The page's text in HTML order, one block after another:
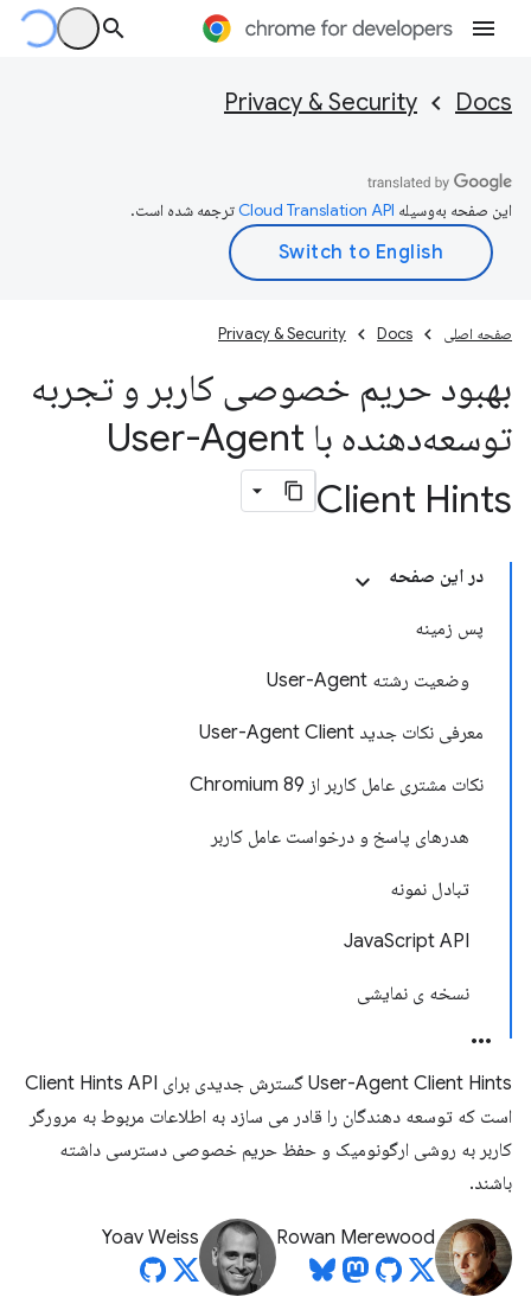
Docs
Privacy & Security
این صفحه به‌وسیله ترجمه شده است.
صفحه اصلی Docs
Privacy & Security
بهبود حریم خصوصی کاربر و تجربه
توسعه‌دهنده با User-Agent
Client Hints
در این صفحه
پس زمینه
وضعیت رشته User-Agent
معرفی نکات جدید User-Agent Client
نکات مشتری عامل کاربر از Chromium 89
هدرهای پاسخ و درخواست عامل کاربر
تبادل نمونه
JavaScript API
نسخه ی نمایشی
User-Agent Client Hints گسترش جدیدی برای Client Hints API
است که توسعه دهندگان را قادر می سازد به اطلاعات مربوط به مرورگر
کاربر به روشی ارگونومیک و حفظ حریم خصوصی دسترسی داشته
باشند.
Rowan Merewood
Yoav Weiss